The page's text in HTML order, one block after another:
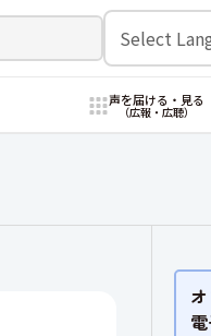
声を届ける・見る
（広報・広聴）